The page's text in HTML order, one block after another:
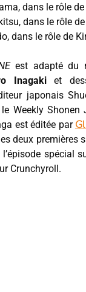
dans le rôle de
dans le rôle
dans le rôle de
est adapté du
Inagakiet
japonais
Weekly Shonen
est éditée par
deux premières
spécial
Crunchyroll.